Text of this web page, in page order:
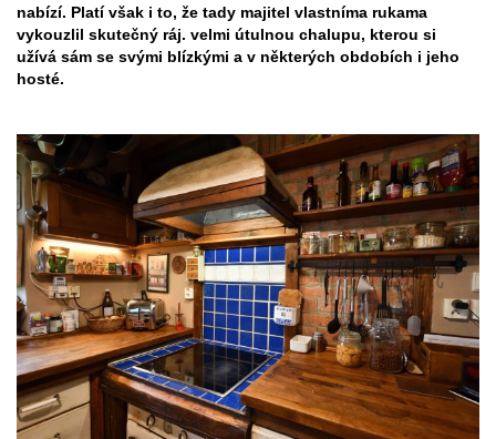
nabízí. Platí však i to, že tady majitel vlastníma rukama
vykouzlil skutečný ráj. velmi útulnou chalupu, kterou si
užívá sám se svými blízkými a v některých obdobích i jeho
hosté.